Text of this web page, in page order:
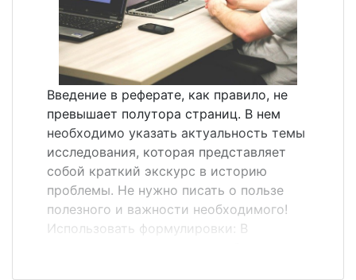
формулировку. Краткость в данном
случае не сестра таланта. Тема должна
выглядеть и звучать не как заголовок
статьи, а как описательная фраза.
Например: &laquo;Развитие языка и
мышления у детей&raquo;. В любом
случае попытка сформулировать
поможет лучше осознать ее.
Представление своих идей насчет
названия темы научному руко...
Введение в реферате, как правило, не
превышает полутора страниц. В нем
необходимо указать актуальность темы
исследования, которая представляет
собой краткий экскурс в историю
проблемы. Не нужно писать о пользе
полезного и важности необходимого!
Использовать формулировки: В